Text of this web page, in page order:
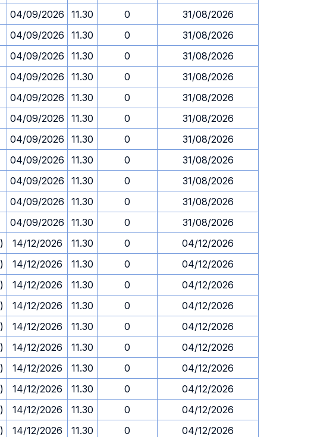
04/09/2026 11.30 0
31/08/2026
04/09/2026 11.30 0
31/08/2026
04/09/2026 11.30 0
31/08/2026
04/09/2026 11.30 0
31/08/2026
04/09/2026 11.30 0
31/08/2026
04/09/2026 11.30 0
31/08/2026
04/09/2026 11.30 0
31/08/2026
04/09/2026 11.30 0
31/08/2026
04/09/2026 11.30 0
31/08/2026
04/09/2026 11.30 0
31/08/2026
04/09/2026 11.30 0
31/08/2026
14/12/2026 11.30 0
04/12/2026
14/12/2026 11.30 0
04/12/2026
14/12/2026 11.30 0
04/12/2026
14/12/2026 11.30 0
04/12/2026
14/12/2026 11.30 0
04/12/2026
14/12/2026 11.30 0
04/12/2026
14/12/2026 11.30 0
04/12/2026
14/12/2026 11.30 0
04/12/2026
14/12/2026 11.30 0
04/12/2026
14/12/2026 11.30 0
04/12/2026